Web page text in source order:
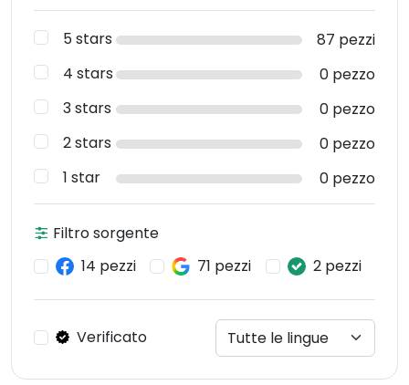
5 stars
87 pezzi
4 stars
0 pezzo
3 stars
0 pezzo
2 stars
0 pezzo
1 star
0 pezzo
Filtro sorgente
14 pezzi
71 pezzi 2 pezzi
Verificato